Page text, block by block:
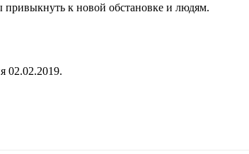
к новой обстановке и людям.
02.02.2019.